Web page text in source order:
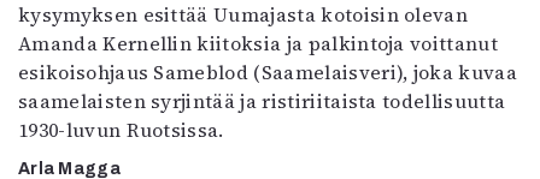
kysymyksen esittää Uumajasta kotoisin olevan
Amanda Kernellin kiitoksia ja palkintoja voittanut
esikoisohjaus Sameblod (Saamelaisveri), joka kuvaa
saamelaisten syrjintää ja ristiriitaista todellisuutta
1930-luvun Ruotsissa.
Arla Magga